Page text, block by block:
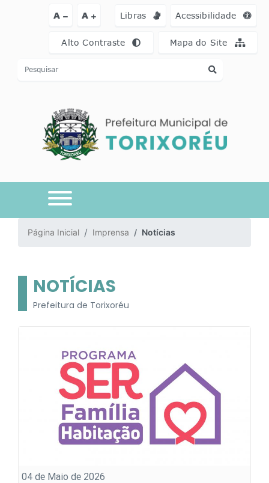
Ir para o conteúdo [alt+1] Ir para o menu [alt+2] Ir para a busca
A A Libras Acessibilidade
Alto Contraste Mapa do Site
Página Inicial Imprensa Notícias
NOTÍCIAS
Prefeitura de Torixoréu
04 de Maio de 2026